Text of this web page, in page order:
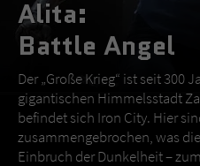
Alita:
Battle Angel
Der „Große Krieg“ ist seit 300
gigantischen Himmelsstadt
befindet sich Iron City. Hier
zusammengebrochen, was
Einbruch der Dunkelheit –